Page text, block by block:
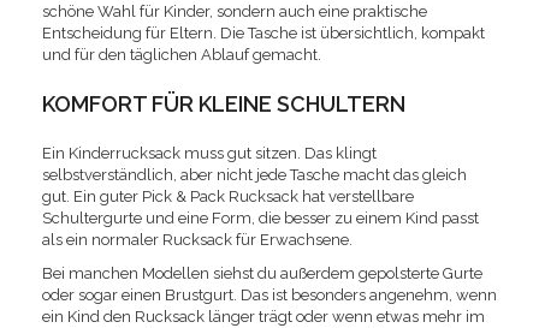
schöne Wahl für Kinder, sondern auch eine praktische
Entscheidung für Eltern. Die Tasche ist übersichtlich, kompakt
und für den täglichen Ablauf gemacht.
KOMFORT FÜR KLEINE SCHULTERN
Ein Kinderrucksack muss gut sitzen. Das klingt
selbstverständlich, aber nicht jede Tasche macht das gleich
gut. Ein guter Pick & Pack Rucksack hat verstellbare
Schultergurte und eine Form, die besser zu einem Kind passt
als ein normaler Rucksack für Erwachsene.
Bei manchen Modellen siehst du außerdem gepolsterte Gurte
oder sogar einen Brustgurt. Das ist besonders angenehm, wenn
ein Kind den Rucksack länger trägt oder wenn etwas mehr im